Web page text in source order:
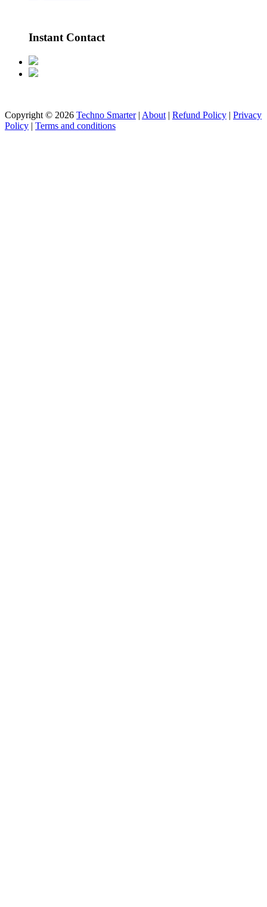
Instant Contact
Copyright © 2026 Techno Smarter| About | Refund Policy | Privacy
Policy | Terms and conditions